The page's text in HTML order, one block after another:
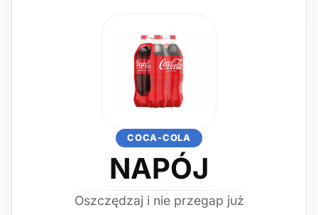
COCA-COLA
NAPÓJ
Oszczędzaj i nie przegap już